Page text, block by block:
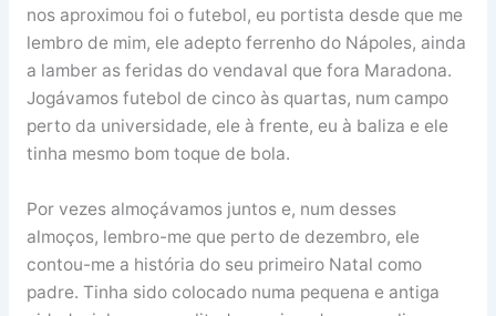
nos aproximou foi o futebol, eu portista desde que me
lembro de mim, ele adepto ferrenho do Nápoles, ainda
a lamber as feridas do vendaval que fora Maradona.
Jogávamos futebol de cinco às quartas, num campo
perto da universidade, ele à frente, eu à baliza e ele
tinha mesmo bom toque de bola.
Por vezes almoçávamos juntos e, num desses
almoços, lembro-me que perto de dezembro, ele
contou-me a história do seu primeiro Natal como
padre. Tinha sido colocado numa pequena e antiga